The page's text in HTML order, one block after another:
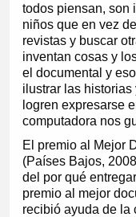
todos piensan, son
niños que en vez
revistas y buscar
inventan cosas y
el documental y
ilustrar las
logren expresarse
computadora nos
El premio al Mejor
(Países Bajos,
del por qué
premio al mejor
recibió ayuda de la